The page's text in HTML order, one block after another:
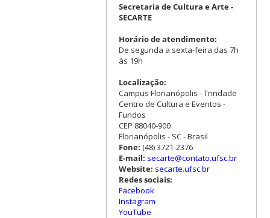
Secretaria de Cultura e Arte -
SECARTE
Horário de atendimento:
De segunda a sexta-feira das 7h
às 19h
Localização:
Campus Florianópolis - Trindade
Centro de Cultura e Eventos -
Fundos
CEP 88040-900
Florianópolis - SC - Brasil
Fone: (48) 3721-2376
E-mail: secarte@contato.ufsc.br
Website: secarte.ufsc.br
Redes sociais:
Facebook
Instagram
YouTube